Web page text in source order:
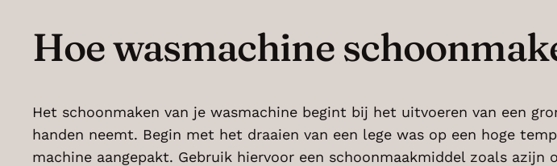
Hoe wasmachine
Het schoonmaken van je wasmachine begint bij het uitvoeren van een
handen neemt. Begin met het draaien van een lege was op een hoge
machine aangepakt. Gebruik hiervoor een schoonmaakmiddel zoals